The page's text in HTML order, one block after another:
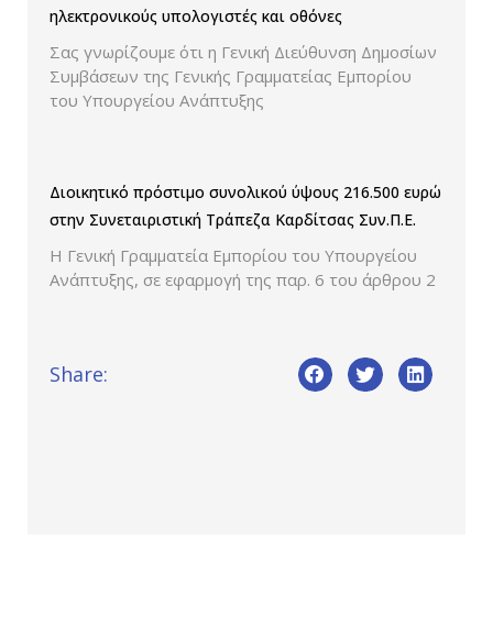
ηλεκτρονικούς υπολογιστές και οθόνες
Σας γνωρίζουμε ότι η Γενική Διεύθυνση Δημοσίων
Συμβάσεων της Γενικής Γραμματείας Εμπορίου
του Υπουργείου Ανάπτυξης
Διοικητικό πρόστιμο συνολικού ύψους 216.500 ευρώ
στην Συνεταιριστική Τράπεζα Καρδίτσας Συν.Π.Ε.
Η Γενική Γραμματεία Εμπορίου του Υπουργείου
Ανάπτυξης, σε εφαρμογή της παρ. 6 του άρθρου 2
Share: